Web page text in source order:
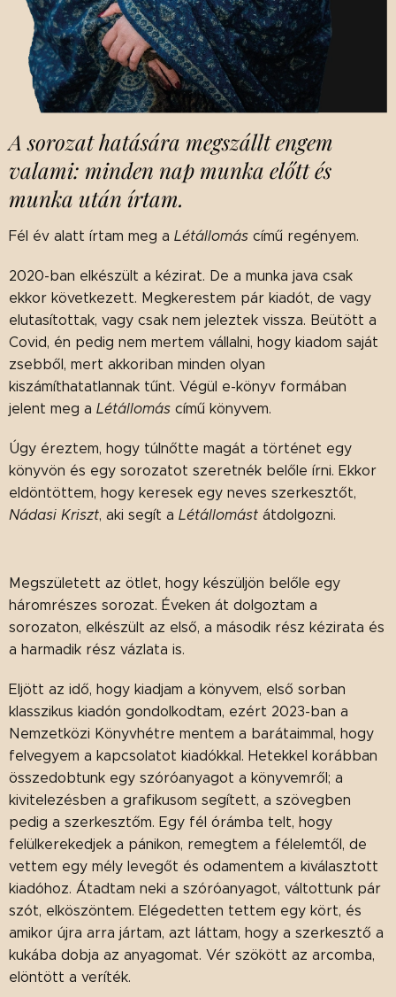
A sorozat hatására megszállt engem
valami: minden nap munka előtt és
munka után írtam.
Fél év alatt írtam meg a Létállomás című regényem.
2020-ban elkészült a kézirat. De a munka java csak
ekkor következett. Megkerestem pár kiadót, de vagy
elutasítottak, vagy csak nem jeleztek vissza. Beütött a
Covid, én pedig nem mertem vállalni, hogy kiadom saját
zsebből, mert akkoriban minden olyan
kiszámíthatatlannak tűnt. Végül e-könyv formában
jelent meg a Létállomás című könyvem.
Úgy éreztem, hogy túlnőtte magát a történet egy
könyvön és egy sorozatot szeretnék belőle írni. Ekkor
eldöntöttem, hogy keresek egy neves szerkesztőt,
Nádasi Kriszt, aki segít a Létállomást átdolgozni.
Megszületett az ötlet, hogy készüljön belőle egy
háromrészes sorozat. Éveken át dolgoztam a
sorozaton, elkészült az első, a második rész kézirata és
a harmadik rész vázlata is.
Eljött az idő, hogy kiadjam a könyvem, első sorban
klasszikus kiadón gondolkodtam, ezért 2023-ban a
Nemzetközi Könyvhétre mentem a barátaimmal, hogy
felvegyem a kapcsolatot kiadókkal. Hetekkel korábban
összedobtunk egy szóróanyagot a könyvemről; a
kivitelezésben a grafikusom segített, a szövegben
pedig a szerkesztőm. Egy fél órámba telt, hogy
felülkerekedjek a pánikon, remegtem a félelemtől, de
vettem egy mély levegőt és odamentem a kiválasztott
kiadóhoz. Átadtam neki a szóróanyagot, váltottunk pár
szót, elköszöntem. Elégedetten tettem egy kört, és
amikor újra arra jártam, azt láttam, hogy a szerkesztő a
kukába dobja az anyagomat. Vér szökött az arcomba,
elöntött a veríték.